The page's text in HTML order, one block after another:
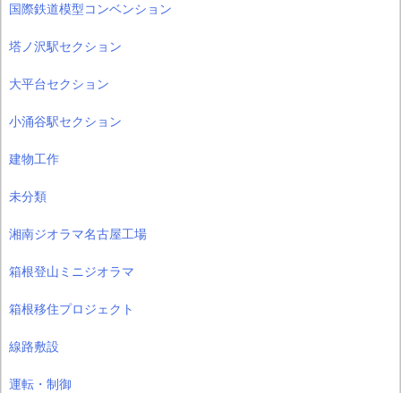
国際鉄道模型コンベンション
塔ノ沢駅セクション
大平台セクション
小涌谷駅セクション
建物工作
未分類
湘南ジオラマ名古屋工場
箱根登山ミニジオラマ
箱根移住プロジェクト
線路敷設
運転・制御